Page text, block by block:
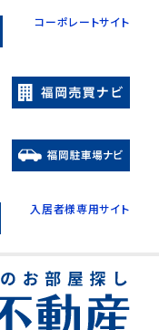
コーポレートサイト
入居者様専用サイト